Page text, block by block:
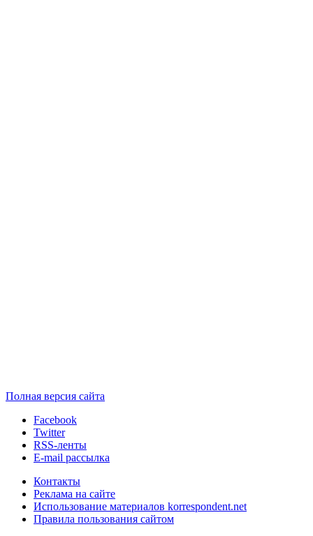
Полная версия сайта
Facebook
Twitter
RSS-ленты
E-mail рассылка
Контакты
Реклама на сайте
Использование материалов korrespondent.net
Правила пользования сайтом